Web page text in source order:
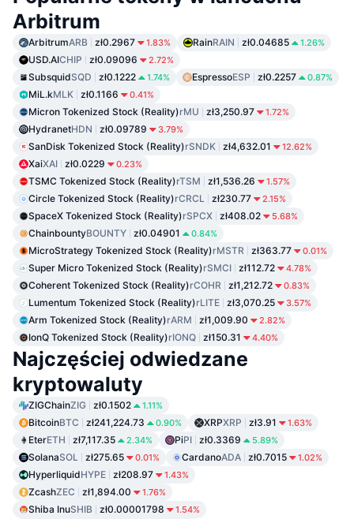
Arbitrum
ArbitrumARB zł0.2967 1.83% RainRAIN zł0.04685 1.26%
USD.AICHIP zł0.09096 2.72%
SubsquidSQD zł0.1222 1.74% EspressoESP zł0.2257 0.87%
MiL.kMLK zł0.1166 0.41%
Micron Tokenized Stock (Reality)rMU zł3,250.97 1.72%
HydranetHDN zł0.09789 3.79%
SanDisk Tokenized Stock (Reality)rSNDK zł4,632.01 12.62%
XaiXAI zł0.0229 0.23%
TSMC Tokenized Stock (Reality)rTSM zł1,536.26 1.57%
Circle Tokenized Stock (Reality)rCRCL zł230.77 2.15%
SpaceX Tokenized Stock (Reality)rSPCX zł408.02 5.68%
ChainbountyBOUNTY zł0.04901 0.84%
MicroStrategy Tokenized Stock (Reality)rMSTR zł363.77 0.01%
Super Micro Tokenized Stock (Reality)rSMCI zł112.72 4.78%
Coherent Tokenized Stock (Reality)rCOHR zł1,212.72 0.83%
Lumentum Tokenized Stock (Reality)rLITE zł3,070.25 3.57%
Arm Tokenized Stock (Reality)rARM zł1,009.90 2.82%
IonQ Tokenized Stock (Reality)rIONQ zł150.31 4.40%
Najczęściej odwiedzane
kryptowaluty
ZIGChainZIG zł0.1502 1.11%
BitcoinBTC zł241,224.73 0.90% XRPXRP zł3.91 1.63%
EterETH zł7,117.35 2.34% PiPI zł0.3369 5.89%
SolanaSOL zł275.65 0.01% CardanoADA zł0.7015 1.02%
HyperliquidHYPE zł208.97 1.43%
ZcashZEC zł1,894.00 1.76%
Shiba InuSHIB zł0.00001798 1.54%